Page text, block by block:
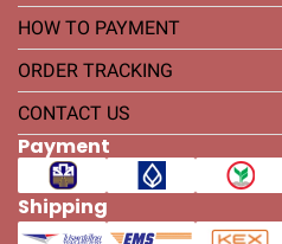
HOW TO PAYMENT
ORDER TRACKING
CONTACT US
Payment
Shipping